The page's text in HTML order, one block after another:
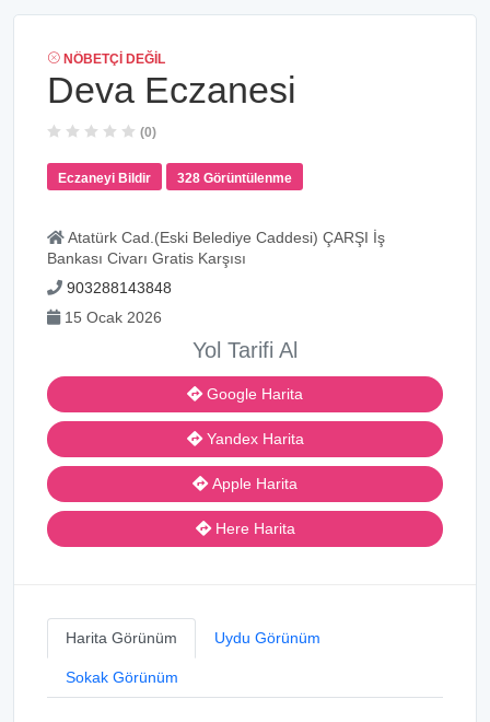
NÖBETÇI DEĞIL
Deva Eczanesi
(0)
Eczaneyi Bildir 328 Görüntülenme
Atatürk Cad.(Eski Belediye Caddesi) ÇARŞI İş
Bankası Civarı Gratis Karşısı
903288143848
15 Ocak 2026
Yol Tarifi Al
Google Harita
Yandex Harita
Apple Harita
Here Harita
Harita Görünüm Uydu Görünüm
Sokak Görünüm